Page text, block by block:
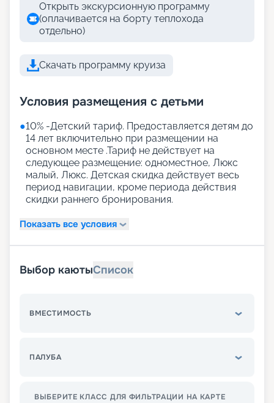
Открыть экскурсионную программу
(оплачивается на борту теплохода
отдельно)
Скачать программу круиза
Условия размещения с детьми
●10% -Детский тариф. Предоставляется детям до
14 лет включительно при размещении на
основном месте .Тариф не действует на
следующее размещение: одноместное, Люкс
малый, Люкс. Детская скидка действует весь
период навигации, кроме периода действия
скидки раннего бронирования.
Показать все условия
Выбор каютыСписок
ВМЕСТИМОСТЬ
ПАЛУБА
ВЫБЕРИТЕ КЛАСС ДЛЯ ФИЛЬТРАЦИИ НА КАРТЕ